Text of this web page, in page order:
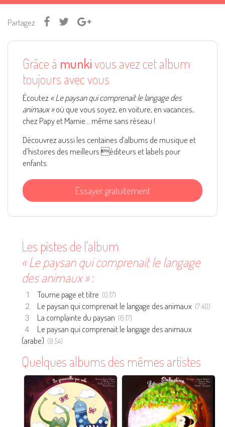
Partagez
Grâce à munkivous avez cet album
toujours avec vous
Écoutez « Le paysan qui comprenait le langage des
animaux »où que vous soyez, en voiture, en vacances,
chez Papy et Mamie... même sans réseau !
Découvrez aussi les centaines d’albums de musique et
d’histoires des meilleurs éditeurs et labels pour
enfants.
Essayer gratuitement
Les pistes de l'album
« Le paysan qui comprenait le langage
des animaux »:
Tourne page et titre (0:17)
Le paysan qui comprenait le langage des animaux (7:40)
La complainte du paysan (6:17)
Le paysan qui comprenait le langage des animaux
(arabe) (8:54)
Quelques albums des mêmes artistes